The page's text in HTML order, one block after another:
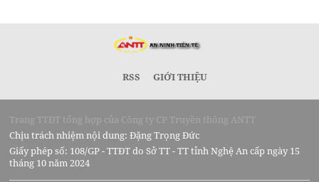
RSS GIỚI THIỆU
Trang TTĐT tổng hợp của Công ty CP Truyền thông ANTT
Chịu trách nhiệm nội dung: Đặng Trọng Đức
Giấy phép số: 108/GP - TTĐT do Sở TT - TT tỉnh Nghệ An cấp ngày 15
tháng 10 năm 2024